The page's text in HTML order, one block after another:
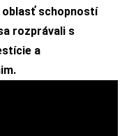
oblasť schopností
rozprávali s
a